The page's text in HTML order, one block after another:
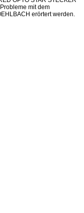
mit dem
erörtert werden.